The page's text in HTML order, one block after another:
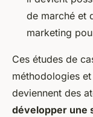
de marché et
marketing
Ces études de
méthodologies
deviennent des
développer une